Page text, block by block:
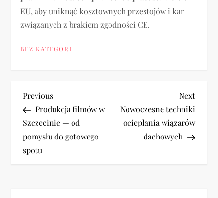
EU, aby uniknąć kosztownych przestojów i kar
związanych z brakiem zgodności CE.
BEZ KATEGORII
N
a
w
Previous
Post
Previous
Produkcja filmów w
Szczecinie — od
pomysłu do gotowego
spotu
Next
Post
Next
Nowoczesne techniki
ocieplania wiązarów
dachowych